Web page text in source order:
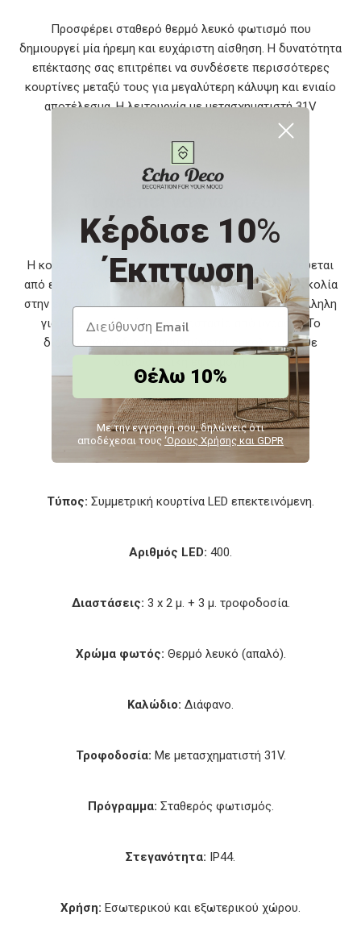
Προσφέρει σταθερό θερμό λευκό φωτισμό που
δημιουργεί μία ήρεμη και ευχάριστη αίσθηση. Η δυνατότητα
επέκτασης σας επιτρέπει να συνδέσετε περισσότερες
κουρτίνες μεταξύ τους για μεγαλύτερη κάλυψη και ενιαίο
αποτέλεσμα. Η λειτουργία με μετασχηματιστή 31V
εξασφαλίζει σταθερή και ασφαλή χρήση.
Η κουρτίνα έχει διαστάσεις 3 x 2 μέτρα και συνοδεύεται
από επιπλέον 3 μέτρα καλώδιο τροφοδοσίας για ευκολία
στην εγκατάσταση. Διαθέτει στεγανότητα IP44, κατάλληλη
για εξωτερική χρήση με προστασία από υγρασία. Το
διάφανο καλώδιο ενσωματώνεται εύκολα σε κάθε
Χαρακτηριστικά
Τύπος: Συμμετρική κουρτίνα LED επεκτεινόμενη.
Αριθμός LED: 400.
Διαστάσεις: 3 x 2 μ. + 3 μ. τροφοδοσία.
Χρώμα φωτός: Θερμό λευκό (απαλό).
Καλώδιο: Διάφανο.
Τροφοδοσία: Με μετασχηματιστή 31V.
Πρόγραμμα: Σταθερός φωτισμός.
Στεγανότητα: IP44.
Χρήση: Εσωτερικού και εξωτερικού χώρου.
Κέρδισε 10%
Έκπτωση
Θέλω 10%
Με την εγγραφή σου, δηλώνεις ότι
αποδέχεσαι τους ‘Ορους Χρήσης και GDPR